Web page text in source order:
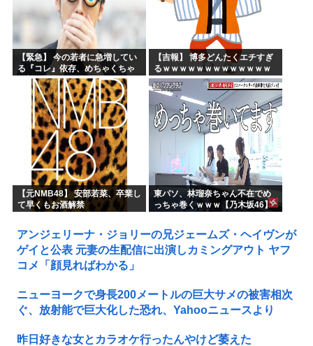
【緊急】 今の若者に急増してい
る『コレ』依存、めちゃくちゃ
深刻な模様w w w w w w w w w w
【吉報】 博多どんたくエチすぎ
るｗｗｗｗｗｗｗｗｗｗｗｗｗ
ｗｗ
【元NMB48】 安部若菜、卒業し
て早くもお酒解禁
東パソ、林瑠奈ちゃん不在でめ
っちゃ巻くｗｗｗ【乃木坂46】
アンジェリーナ・ジョリーの兄ジェームズ・ヘイヴンが
ゲイと公表 元妻の生配信に出演しカミングアウト ヤフ
コメ「顔見ればわかる」
ニューヨークで身長200メートルの巨大サメの被害相次
ぐ、放射能で巨大化した恐れ、Yahooニュースより
昨日好きな女とカラオケ行ったんやけど萎えた